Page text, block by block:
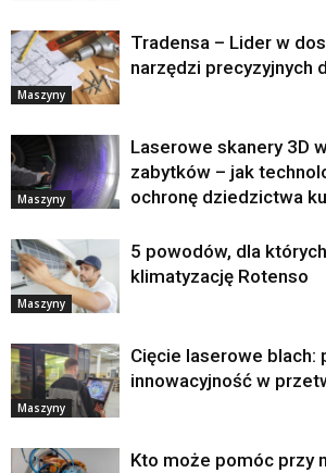
Maszyny
Tradensa – Lider w
narzędzi precyzyjnych
Maszyny
Laserowe skanery 3D
zabytków – jak
ochronę dziedzictwa
Maszyny
5 powodów, dla
klimatyzację Rotenso
Maszyny
Cięcie laserowe blach:
innowacyjność w
Kto może pomóc przy